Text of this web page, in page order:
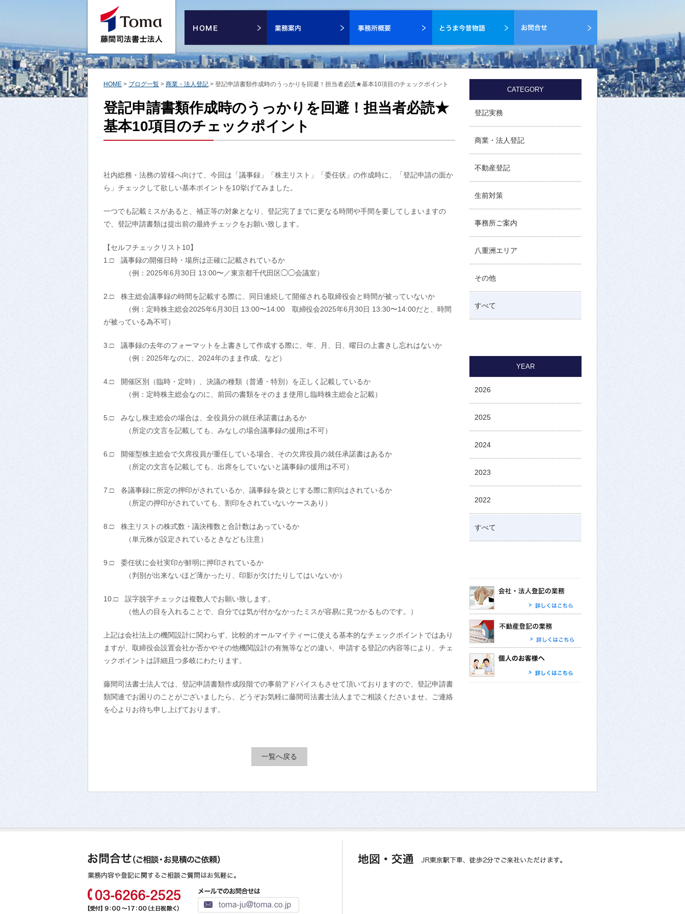
HOME > ブログ一覧 > 商業・法人登記 > 登記申請書類作成時のうっかりを回避！担当者必読★基本10項目のチェックポイント
登記申請書類作成時のうっかりを回避！担当者必読★
基本10項目のチェックポイント
社内総務・法務の皆様へ向けて、今回は「議事録」「株主リスト」「委任状」の作成時に、「登記申請の面か
ら」チェックして欲しい基本ポイントを10挙げてみました。
一つでも記載ミスがあると、補正等の対象となり、登記完了までに更なる時間や手間を要してしまいますの
で、登記申請書類は提出前の最終チェックをお願い致します。
【セルフチェックリスト10】
1.□ 議事録の開催日時・場所は正確に記載されているか
（例：2025年6月30日 13:00〜／東京都千代田区◯◯会議室）
2.□ 株主総会議事録の時間を記載する際に、同日連続して開催される取締役会と 時間が被っていないか
（例：定時株主総会2025年6月30日 13:00〜14:00 取締役会2025年6月30日 13:30〜14:00だと、時間
が被っている為不可）
3.□ 議事録の去年のフォーマットを上書きして作成する際に、年、月、日、曜日の 上書きし忘れはないか
（例：2025年なのに、2024年のまま作成、など）
4.□ 開催区別（臨時・定時）、決議の種類（普通・特別）を正しく記載しているか
（例：定時株主総会なのに、前回の書類をそのまま使用し臨時株主総会と記載）
5.□ みなし株主総会の場合は、全役員分の就任承諾書はあるか
（所定の文言を記載しても、みなしの場合議事録の援用は不可）
6.□ 開催型株主総会で欠席役員が重任している場合、その欠席役員の就任承諾書はあるか
（所定の文言を記載しても、出席をしていないと議事録の援用は不可）
7.□ 各議事録に所定の押印がされているか、議事録を袋とじする際に割印はされているか
（所定の押印がされていても、割印をされていないケースあり）
8.□ 株主リストの株式数・議決権数と合計数はあっているか
（単元株が設定されているときなども注意）
9.□ 委任状に会社実印が鮮明に押印されているか
（判別が出来ないほど薄かったり、印影が欠けたりしてはいないか）
10.□ 誤字脱字チェックは複数人でお願い致します。
（他人の目を入れることで、自分では気が付かなかったミスが容易に見つかるものです。）
上記は会社法上の機関設計に関わらず、比較的オールマイティーに使える基本的なチェックポイントではあり
ますが、取締役会設置会社か否かやその他機関設計の有無等などの違い、申請する登記の内容等により、チェ
ックポイントは詳細且つ多岐にわたります。
藤間司法書士法人では、登記申請書類作成段階での事前アドバイスもさせて頂いておりますので、登記申請書
類関連でお困りのことがございましたら、どうぞお気軽に藤間司法書士法人までご相談くださいませ。ご連絡
を心よりお待ち申し上げております。
一覧へ戻る
CATEGORY
登記実務
商業・法人登記
不動産登記
生前対策
事務所ご案内
八重洲エリア
その他
すべて
YEAR
2026
2025
2024
2023
2022
すべて